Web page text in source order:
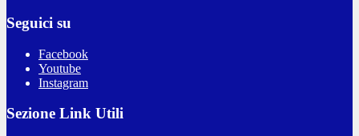
Seguici su
Facebook
Youtube
Instagram
Sezione Link Utili